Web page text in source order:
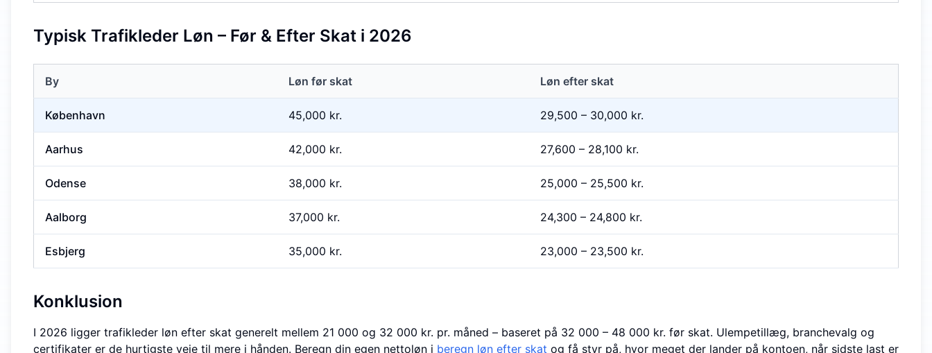
Typisk Trafikleder Løn – Før & Efter Skat i 2026
By Løn før skat Løn efter skat
København 45,000 kr. 29,500 – 30,000 kr.
Aarhus 42,000 kr. 27,600 – 28,100 kr.
Odense 38,000 kr. 25,000 – 25,500 kr.
Aalborg 37,000 kr. 24,300 – 24,800 kr.
Esbjerg 35,000 kr. 23,000 – 23,500 kr.
Konklusion
I 2026 ligger trafikleder løn efter skat generelt mellem 21 000 og 32 000 kr. pr. måned – baseret på 32 000 – 48 000 kr. før skat. Ulempe­tillæg, branchevalg og
certifikater er de hurtigste veje til mere i hånden. Beregn din egen nettoløn i beregn løn efter skat og få styr på, hvor meget der lander på kontoen, når sidste last er